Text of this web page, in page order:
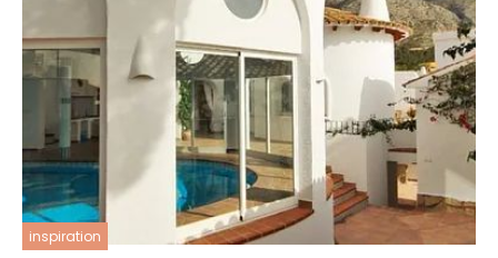
inspiration